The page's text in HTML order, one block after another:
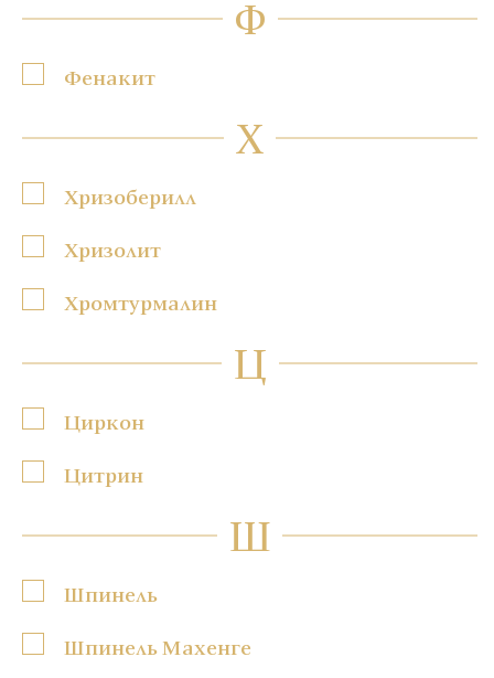
Ф
Фенакит
Х
Хризоберилл
Хризолит
Хромтурмалин
Ц
Циркон
Цитрин
Ш
Шпинель
Шпинель Махенге